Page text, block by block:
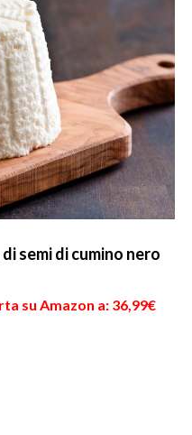
semi di cumino nero
su Amazon a: 36,99€